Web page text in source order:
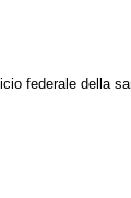
federale della